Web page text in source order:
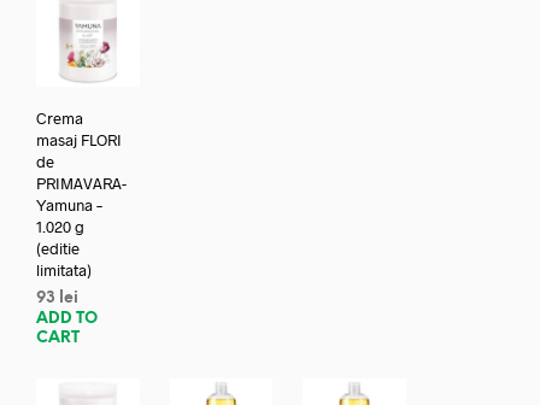
Crema
masaj FLORI
de
PRIMAVARA-
Yamuna –
1.020 g
(editie
limitata)
93
lei
ADD TO
CART